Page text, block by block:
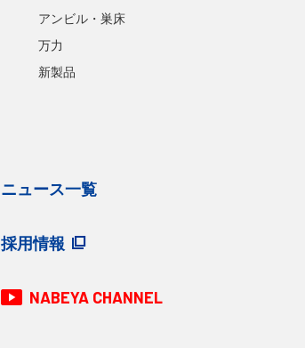
アンビル・巣床
万力
新製品
ニュース一覧
採用情報
NABEYA CHANNEL